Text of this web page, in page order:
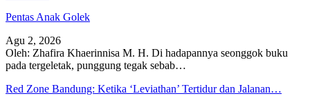
Pentas Anak Golek
Agu 2, 2026
Oleh: Zhafira Khaerinnisa M. H. Di hadapannya seonggok buku
pada tergeletak, punggung tegak sebab…
Red Zone Bandung: Ketika ‘Leviathan’ Tertidur dan Jalanan…